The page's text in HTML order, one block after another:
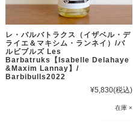
レ・バルバトラクス（イザベル・デ
ライエ＆マキシム・ランネイ）/バ
ルビブルズ Les
Barbatruks【Isabelle Delahaye
&Maxim Lannay】/
Barbibulls2022
¥5,830(税込)
在庫 ×